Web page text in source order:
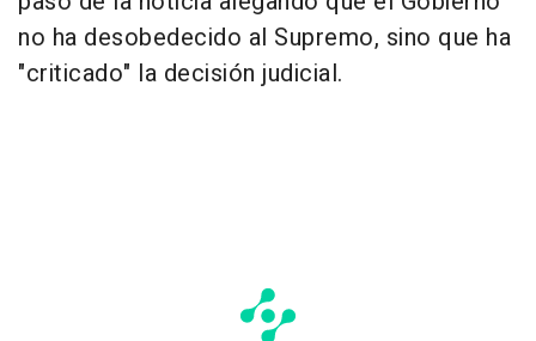
no ha desobedecido al Supremo, sino que ha
"criticado" la decisión judicial.